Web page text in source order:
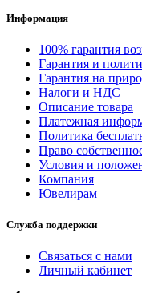
Информация
100% гарантия
Гарантия и
Гарантия на
Налоги и НДС
Описание товара
Платежная
Политика
Право
Условия и
Компания
Ювелирам
Служба поддержки
Связаться с нами
Личный кабинет